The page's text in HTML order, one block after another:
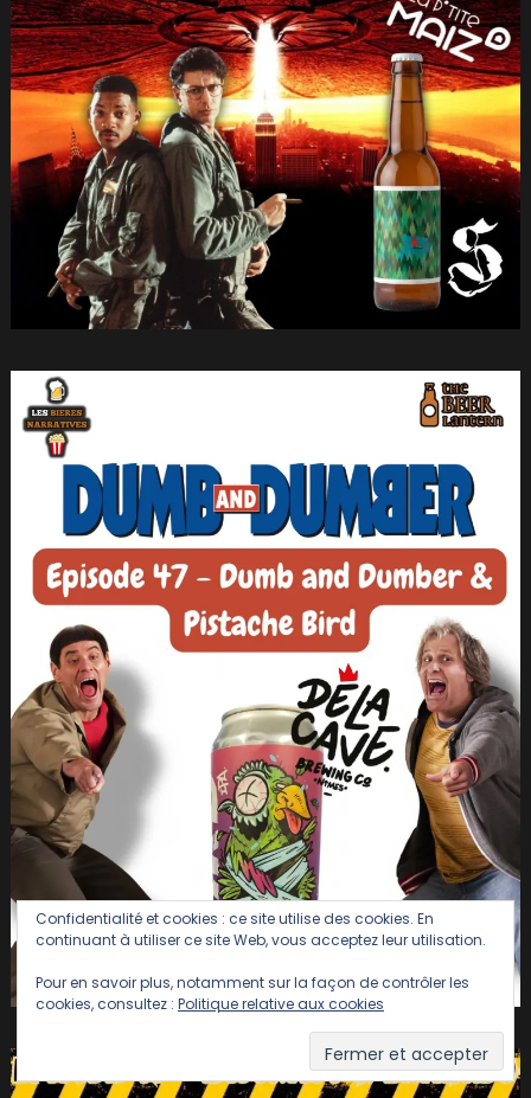
Confidentialité et cookies : ce site utilise des cookies. En
continuant à utiliser ce site Web, vous acceptez leur utilisation.
Pour en savoir plus, notamment sur la façon de contrôler les
cookies, consultez : Politique relative aux cookies